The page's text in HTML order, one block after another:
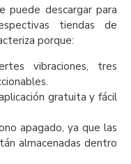
puede descargar para
tiendas de
porque:
vibraciones, tres
gratuita y fácil
apagado, ya que las
almacenadas dentro